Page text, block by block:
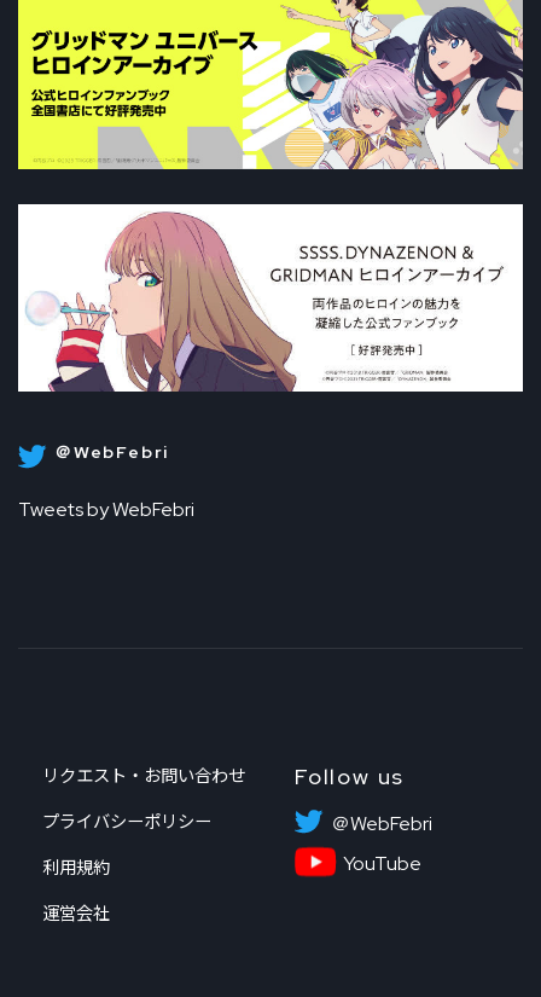
＠WebFebri
Tweets by WebFebri
リクエスト・お問い合わせ
プライバシーポリシー
利用規約
運営会社
Follow us
＠WebFebri
YouTube